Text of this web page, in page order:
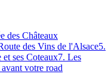
des Châteaux
des Vins de l'Alsace5.
ses Coteaux7. Les
votre road